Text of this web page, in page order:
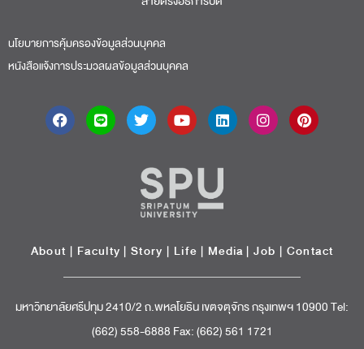
นโยบายการคุ้มครองข้อมูลส่วนบุคคล
หนังสือแจ้งการประมวลผลข้อมูลส่วนบุคคล
About | Faculty | Story | Life | Media |Job | Contact
มหาวิทยาลัยศรีปทุม 2410/2 ถ.พหลโยธิน เขตจตุจักร กรุงเทพฯ 10900 Tel:
(662) 558-6888 Fax: (662) 561 1721